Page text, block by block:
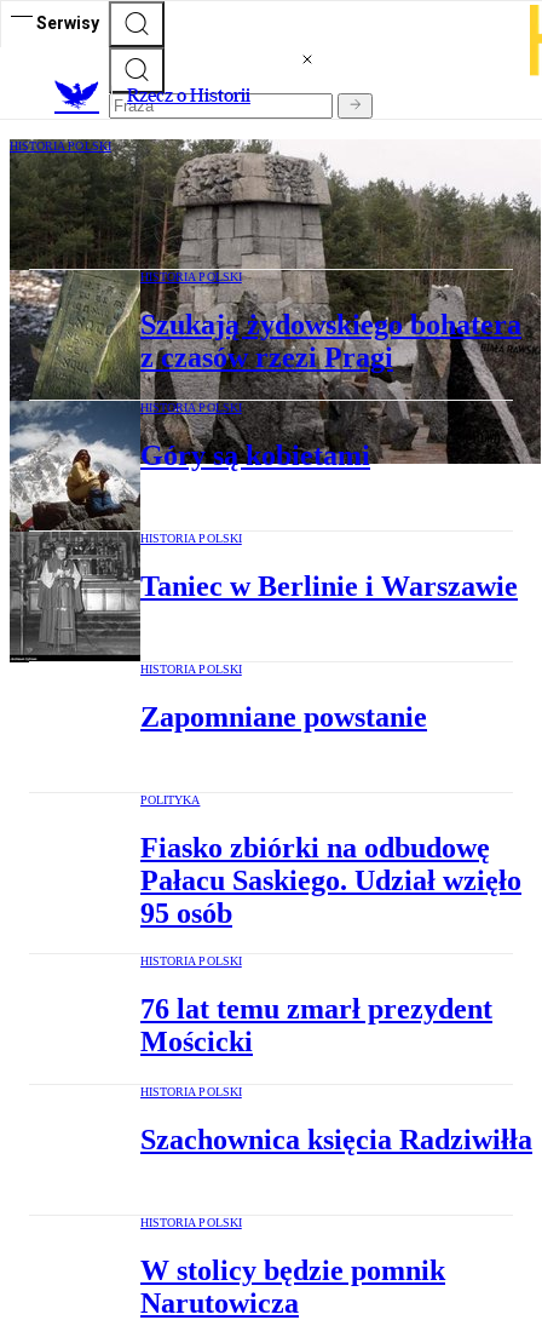
Serwisy
Rzecz o Historii
HISTORIA POLSKI
Będzie nowy pawilon edukacyjny w
Treblince
HISTORIA POLSKI
Szukają żydowskiego bohatera
z czasów rzezi Pragi
HISTORIA POLSKI
Góry są kobietami
HISTORIA POLSKI
Taniec w Berlinie i Warszawie
HISTORIA POLSKI
Zapomniane powstanie
POLITYKA
Fiasko zbiórki na odbudowę
Pałacu Saskiego. Udział wzięło
95 osób
HISTORIA POLSKI
76 lat temu zmarł prezydent
Mościcki
HISTORIA POLSKI
Szachownica księcia Radziwiłła
HISTORIA POLSKI
W stolicy będzie pomnik
Narutowicza